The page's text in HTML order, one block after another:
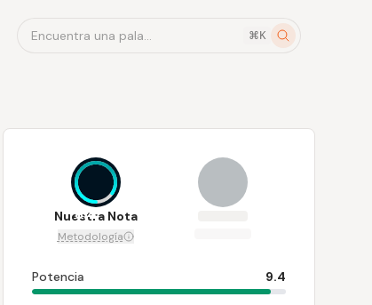
Encuentra una pala... ⌘K
8.4
Nuestra Nota
Metodología
Potencia 9.4